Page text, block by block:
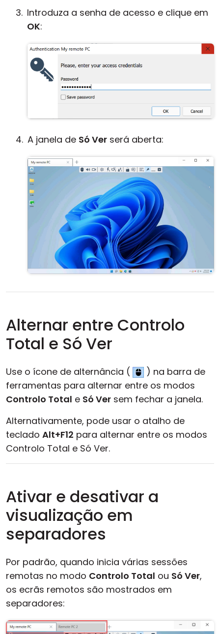
Introduza a senha de acesso e clique em
OK:
A janela de Só Ver será aberta:
Alternar entre Controlo
Total e Só Ver
Use o ícone de alternância (
) na barra de
ferramentas para alternar entre os modos
Controlo Total e Só Ver sem fechar a janela.
Alternativamente, pode usar o atalho de
teclado Alt+F12 para alternar entre os modos
Controlo Total e Só Ver.
Ativar e desativar a
visualização em
separadores
Por padrão, quando inicia várias sessões
remotas no modo Controlo Total ou Só Ver,
os ecrãs remotos são mostrados em
separadores: